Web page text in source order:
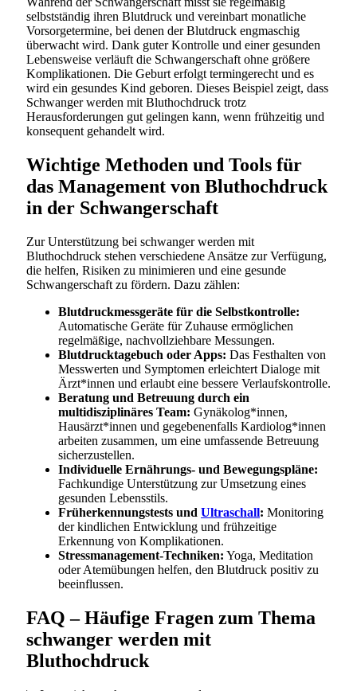
selbstständig ihren Blutdruck und vereinbart monatliche
Vorsorgetermine, bei denen der Blutdruck engmaschig
überwacht wird. Dank guter Kontrolle und einer gesunden
Lebensweise verläuft die Schwangerschaft ohne größere
Komplikationen. Die Geburt erfolgt termingerecht und es
wird ein gesundes Kind geboren. Dieses Beispiel zeigt, dass
Schwanger werden mit Bluthochdruck trotz
Herausforderungen gut gelingen kann, wenn frühzeitig und
konsequent gehandelt wird.
Wichtige Methoden und Tools für
das Management von Bluthochdruck
in der Schwangerschaft
Zur Unterstützung bei schwanger werden mit
Bluthochdruck stehen verschiedene Ansätze zur Verfügung,
die helfen, Risiken zu minimieren und eine gesunde
Schwangerschaft zu fördern. Dazu zählen:
Blutdruckmessgeräte für die Selbstkontrolle:
Automatische Geräte für Zuhause ermöglichen
regelmäßige, nachvollziehbare Messungen.
Blutdrucktagebuch oder Apps: Das Festhalten von
Messwerten und Symptomen erleichtert Dialoge mit
Ärzt*innen und erlaubt eine bessere Verlaufskontrolle.
Beratung und Betreuung durch ein
multidisziplinäres Team: Gynäkolog*innen,
Hausärzt*innen und gegebenenfalls Kardiolog*innen
arbeiten zusammen, um eine umfassende Betreuung
sicherzustellen.
Individuelle Ernährungs- und Bewegungspläne:
Fachkundige Unterstützung zur Umsetzung eines
gesunden Lebensstils.
Früherkennungstests und Ultraschall: Monitoring
der kindlichen Entwicklung und frühzeitige
Erkennung von Komplikationen.
Stressmanagement-Techniken: Yoga, Meditation
oder Atemübungen helfen, den Blutdruck positiv zu
beeinflussen.
FAQ – Häufige Fragen zum Thema
schwanger werden mit
Bluthochdruck